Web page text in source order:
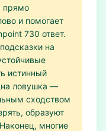
прямо
и помогает
730 ответ.
на
истинный
ловушка —
сходством
образуют
многие